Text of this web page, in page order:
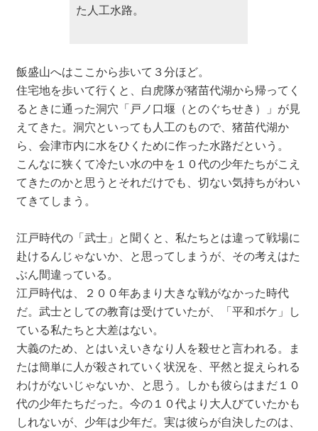
た人工水路。
飯盛山へはここから歩いて３分ほど。
住宅地を歩いて行くと、白虎隊が猪苗代湖から帰ってく
るときに通った洞穴「戸ノ口堰（とのぐちせき）」が見
えてきた。洞穴といっても人工のもので、猪苗代湖か
ら、会津市内に水をひくために作った水路だという。
こんなに狭くて冷たい水の中を１０代の少年たちがこえ
てきたのかと思うとそれだけでも、切ない気持ちがわい
てきてしまう。
江戸時代の「武士」と聞くと、私たちとは違って戦場に
赴けるんじゃないか、と思ってしまうが、その考えはた
ぶん間違っている。
江戸時代は、２００年あまり大きな戦がなかった時代
だ。武士としての教育は受けていたが、「平和ボケ」し
ている私たちと大差はない。
大義のため、とはいえいきなり人を殺せと言われる。ま
たは簡単に人が殺されていく状況を、平然と捉えられる
わけがないじゃないか、と思う。しかも彼らはまだ１０
代の少年たちだった。今の１０代より大人びていたかも
しれないが、少年は少年だ。実は彼らが自決したのは、